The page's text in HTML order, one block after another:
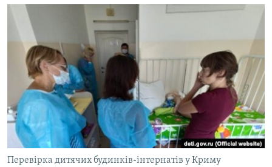
СПЕЦПРОЕКТИ
ДЕПОРТАЦІЯ
ВІДЕОУРОКИ «ELIFBE»
СВІДЧЕННЯ ОКУПАЦІЇ
УКРАЇНСЬКА ПРОБЛЕМА КРИМУ
ІНФОГРАФІКА
ЯК ОБІЙТИ БЛОКУВАННЯ
Русский
Qırımtatar
ДОЛУЧАЙСЯ!
Перевірка дитячих будинків-інтернатів у Криму